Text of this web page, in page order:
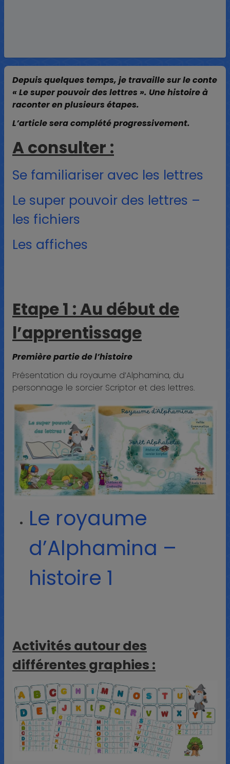
Depuis quelques temps, je travaille sur le conte
« Le super pouvoir des lettres ». Une histoire à
raconter en plusieurs étapes.
L’article sera complété progressivement.
A consulter :
Se familiariser avec les lettres
Le super pouvoir des lettres –
les fichiers
Les affiches
Etape 1 : Au début de
l’apprentissage
Première partie de l’histoire
Présentation du royaume d’Alphamina, du
personnage le sorcier Scriptor et des lettres.
Le royaume
d’Alphamina –
histoire 1
Activités autour des
différentes graphies :